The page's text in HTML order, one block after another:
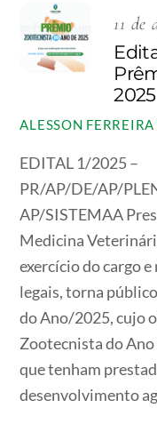
11 de
2025
ALESSON FERREIRA
EDITAL 1/2025 –
PR/AP/DE/AP/
AP/SISTEMAA
Medicina
exercício do cargo
legais, torna
do Ano/2025, cujo
Zootecnista do Ano
que tenham
desenvolvimento